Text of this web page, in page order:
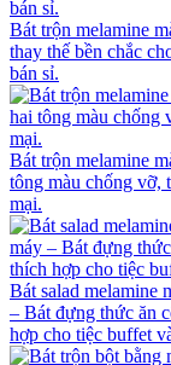
Bát trộn melamine
thay thế bền chắc
bán sỉ.
Bát trộn melamine
tông màu chống vỡ,
mại.
Bát salad melamine
– Bát đựng thức ăn
hợp cho tiệc buffet